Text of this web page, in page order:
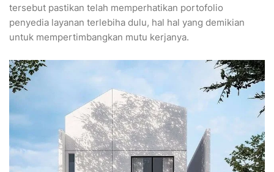
tersebut pastikan telah memperhatikan portofolio
penyedia layanan terlebiha dulu, hal hal yang demikian
untuk mempertimbangkan mutu kerjanya.